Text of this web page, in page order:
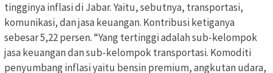
tingginya inflasi di Jabar. Yaitu, sebutnya, transportasi,
komunikasi, dan jasa keuangan. Kontribusi ketiganya
sebesar 5,22 persen. “Yang tertinggi adalah sub-kelompok
jasa keuangan dan sub-kelompok transportasi. Komoditi
penyumbang inflasi yaitu bensin premium, angkutan udara,